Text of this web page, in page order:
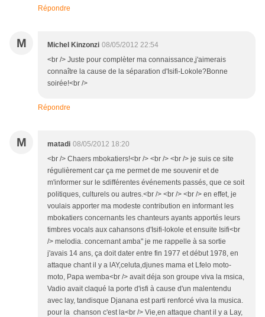
Répondre
M Michel Kinzonzi 08/05/2012 22:54
<br /> Juste pour complèter ma connaissance,j'aimerais
connaître la cause de la séparation d'Isifi-Lokole?Bonne
soirée!<br />
Répondre
M matadi 08/05/2012 18:20
<br /> Chaers mbokatiers!<br /> <br /> <br /> je suis ce site
régulièrement car ça me permet de me souvenir et de
m'informer sur le sdifférentes événements passés, que ce soit
politiques, culturels ou autres.<br /> <br /> <br /> en effet, je
voulais apporter ma modeste contribution en informant les
mbokatiers concernants les chanteurs ayants apportés leurs
timbres vocals aux cahansons d'Isifi-lokole et ensuite Isifi<br
/> melodia. concernant amba" je me rappelle à sa sortie
j'avais 14 ans, ça doit dater entre fin 1977 et début 1978, en
attaque chant il y a lAY,celuta,djunes mama et Lfelo moto-
moto, Papa wemba<br /> avait déja son groupe viva la msica,
Vadio avait claqué la porte d'isfi à cause d'un malentendu
avec lay, tandisque Djanana est parti renforcé viva la musica.
pour la chanson c'est la<br /> Vie,en attaque chant il y a Lay,